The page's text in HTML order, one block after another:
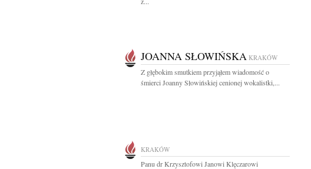
JOANNA SŁOWIŃSKA KRAKÓW
Z głębokim smutkiem przyjąłem wiadomość o
śmierci Joanny Słowińskiej cenionej wokalistki,...
KRAKÓW
Panu dr Krzysztofowi Janowi Klęczarowi